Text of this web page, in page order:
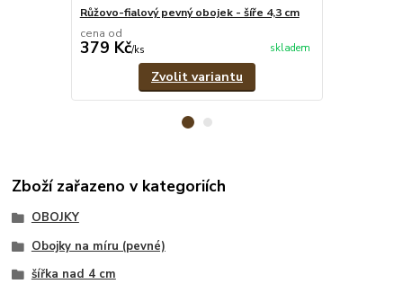
Růžovo-fialový pevný obojek - šíře 4,3 cm
cena od
379 Kč/ks skladem
Zvolit variantu
Zboží zařazeno v kategoriích
OBOJKY
Obojky na míru (pevné)
šířka nad 4 cm